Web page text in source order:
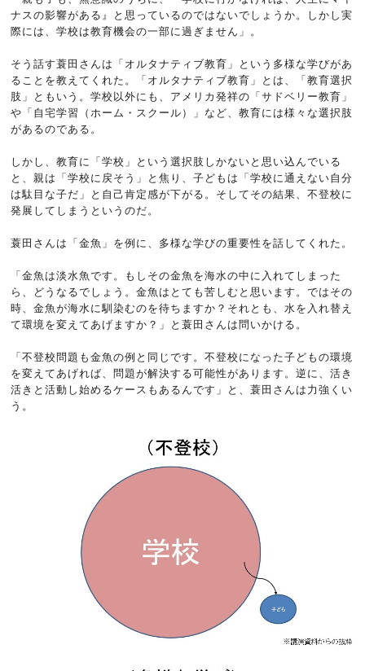
ナスの影響がある』と思っているのではないでしょうか。しかし実
際には、学校は教育機会の一部に過ぎません」。
そう話す蓑田さんは「オルタナティブ教育」という多様な学びがあ
ることを教えてくれた。「オルタナティブ教育」とは、「教育選択
肢」ともいう。学校以外にも、アメリカ発祥の「サドベリー教育」
や「自宅学習（ホーム・スクール）」など、教育には様々な選択肢
があるのである。
しかし、教育に「学校」という選択肢しかないと思い込んでいる
と、親は「学校に戻そう」と焦り、子どもは「学校に通えない自分
は駄目な子だ」と自己肯定感が下がる。そしてその結果、不登校に
発展してしまうというのだ。
蓑田さんは「金魚」を例に、多様な学びの重要性を話してくれた。
「金魚は淡水魚です。もしその金魚を海水の中に入れてしまった
ら、どうなるでしょう。金魚はとても苦しむと思います。ではその
時、金魚が海水に馴染むのを待ちますか？それとも、水を入れ替え
て環境を変えてあげますか？」と蓑田さんは問いかける。
「不登校問題も金魚の例と同じです。不登校になった子どもの環境
を変えてあげれば、問題が解決する可能性があります。逆に、活き
活きと活動し始めるケースもあるんです」と、蓑田さんは力強くい
う。